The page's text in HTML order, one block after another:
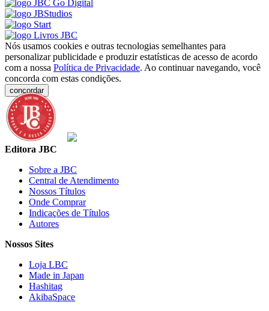
Nós usamos cookies e outras tecnologias semelhantes para
personalizar publicidade e produzir estatísticas de acesso de acordo
com a nossa Política de Privacidade. Ao continuar navegando, você
concorda com estas condições.
concordar
Editora JBC
Sobre a JBC
Central de Atendimento
Nossos Títulos
Onde Comprar
Indicações de Títulos
Autores
Nossos Sites
Loja LBC
Made in Japan
Hashitag
AkibaSpace